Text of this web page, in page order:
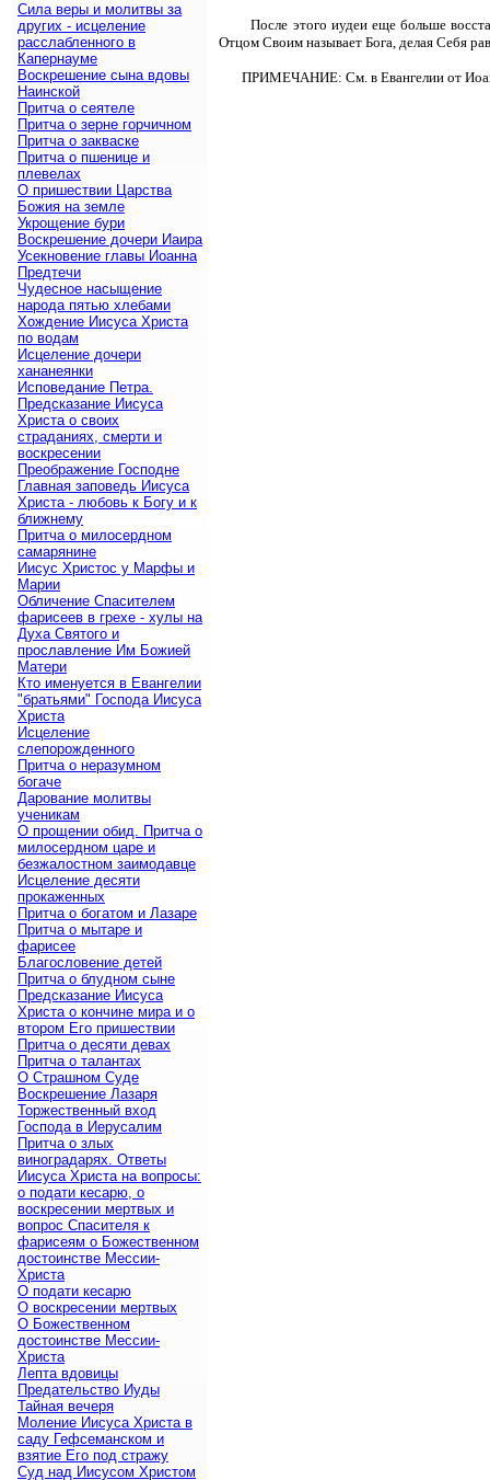
После этого иудеи еще больше
Отцом Своим называет Бога, делая Себя
ПРИМЕЧАНИЕ: См. в Евангелии от
Сила веры и молитвы за
других - исцеление
расслабленного в
Капернауме
Воскрешение сына вдовы
Наинской
Притча о сеятеле
Притча о зерне горчичном
Притча о закваске
Притча о пшенице и
плевелах
О пришествии Царства
Божия на земле
Укрощение бури
Воскрешение дочери Иаира
Усекновение главы Иоанна
Предтечи
Чудесное насыщение
народа пятью хлебами
Хождение Иисуса Христа
по водам
Исцеление дочери
хананеянки
Исповедание Петра.
Предсказание Иисуса
Христа о своих
страданиях, смерти и
воскресении
Преображение Господне
Главная заповедь Иисуса
Христа - любовь к Богу и к
ближнему
Притча о милосердном
самарянине
Иисус Христос у Марфы и
Марии
Обличение Спасителем
фарисеев в грехе - хулы на
Духа Святого и
прославление Им Божией
Матери
Кто именуется в Евангелии
"братьями" Господа Иисуса
Христа
Исцеление
слепорожденного
Притча о неразумном
богаче
Дарование молитвы
ученикам
О прощении обид. Притча о
милосердном царе и
безжалостном заимодавце
Исцеление десяти
прокаженных
Притча о богатом и Лазаре
Притча о мытаре и
фарисее
Благословение детей
Притча о блудном сыне
Предсказание Иисуса
Христа о кончине мира и о
втором Его пришествии
Притча о десяти девах
Притча о талантах
О Страшном Суде
Воскрешение Лазаря
Торжественный вход
Господа в Иерусалим
Притча о злых
виноградарях. Ответы
Иисуса Христа на вопросы:
о подати кесарю, о
воскресении мертвых и
вопрос Спасителя к
фарисеям о Божественном
достоинстве Мессии-
Христа
О подати кесарю
О воскресении мертвых
О Божественном
достоинстве Мессии-
Христа
Лепта вдовицы
Предательство Иуды
Тайная вечеря
Моление Иисуса Христа в
саду Гефсеманском и
взятие Его под стражу
Суд над Иисусом Христом